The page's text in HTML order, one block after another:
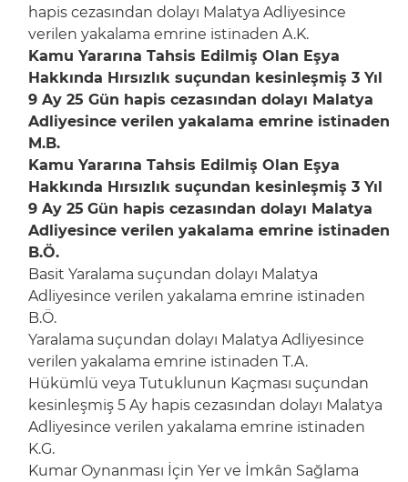
hapis cezasından dolayı Malatya Adliyesince
verilen yakalama emrine istinaden A.K.
Kamu Yararına Tahsis Edilmiş Olan Eşya
Hakkında Hırsızlık suçundan kesinleşmiş 3 Yıl
9 Ay 25 Gün hapis cezasından dolayı Malatya
Adliyesince verilen yakalama emrine istinaden
M.B.
Kamu Yararına Tahsis Edilmiş Olan Eşya
Hakkında Hırsızlık suçundan kesinleşmiş 3 Yıl
9 Ay 25 Gün hapis cezasından dolayı Malatya
Adliyesince verilen yakalama emrine istinaden
B.Ö.
Basit Yaralama suçundan dolayı Malatya
Adliyesince verilen yakalama emrine istinaden
B.Ö.
Yaralama suçundan dolayı Malatya Adliyesince
verilen yakalama emrine istinaden T.A.
Hükümlü veya Tutuklunun Kaçması suçundan
kesinleşmiş 5 Ay hapis cezasından dolayı Malatya
Adliyesince verilen yakalama emrine istinaden
K.G.
Kumar Oynanması İçin Yer ve İmkân Sağlama